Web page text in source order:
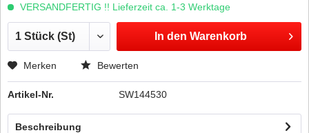
VERSANDFERTIG !! Lieferzeit ca. 1-3 Werktage
In den Warenkorb
Merken Bewerten
Artikel-Nr. SW144530
Beschreibung